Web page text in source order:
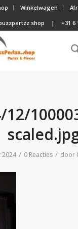
Winkelwagen
| +31 6
12/
2024 / 0 Reacties / door